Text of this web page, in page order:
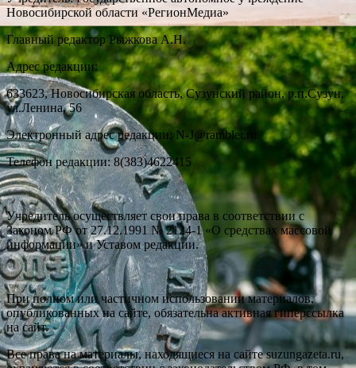
Новосибирской области «РегионМедиа»
Главный редактор Рыжкова А.Н.
Адрес редакции:
633623, Новосибирская область, Сузунский район, р.п.Сузун,
ул.Ленина, 56
Электронный адрес редакции: N-J@rambler.ru
Телефон редакции: 8(383)4622415
Учредитель осуществляет свои права в соответствии с
Законом РФ от 27.12.1991 № 2124-1 «О средствах массовой
информации» и Уставом редакции.
При полном или частичном использовании материалов,
опубликованных на сайте, обязательна активная гиперссылка
на сайт.
Все права на материалы, находящиеся на сайте suzungazeta.ru,